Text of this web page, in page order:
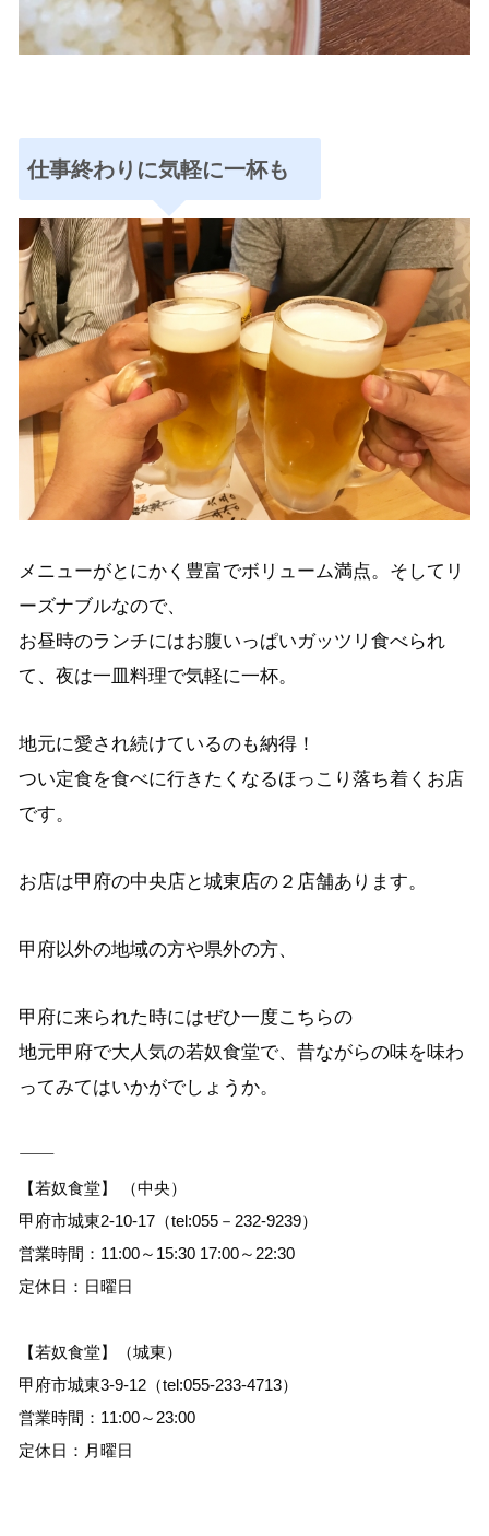
仕事終わりに気軽に一杯も
メニューがとにかく豊富でボリューム満点。そしてリ
ーズナブルなので、
お昼時のランチにはお腹いっぱいガッツリ食べられ
て、夜は一皿料理で気軽に一杯。
地元に愛され続けているのも納得！
つい定食を食べに行きたくなるほっこり落ち着くお店
です。
お店は甲府の中央店と城東店の２店舗あります。
甲府以外の地域の方や県外の方、
甲府に来られた時にはぜひ一度こちらの
地元甲府で大人気の若奴食堂で、昔ながらの味を味わ
ってみてはいかがでしょうか。
――――――――――――――――――――――――――――――――
【若奴食堂】 （中央）
甲府市城東2-10-17（tel:055－232-9239）
営業時間：11:00～15:30 17:00～22:30
定休日：日曜日
【若奴食堂】（城東）
甲府市城東3-9-12（tel:055-233-4713）
営業時間：11:00～23:00
定休日：月曜日